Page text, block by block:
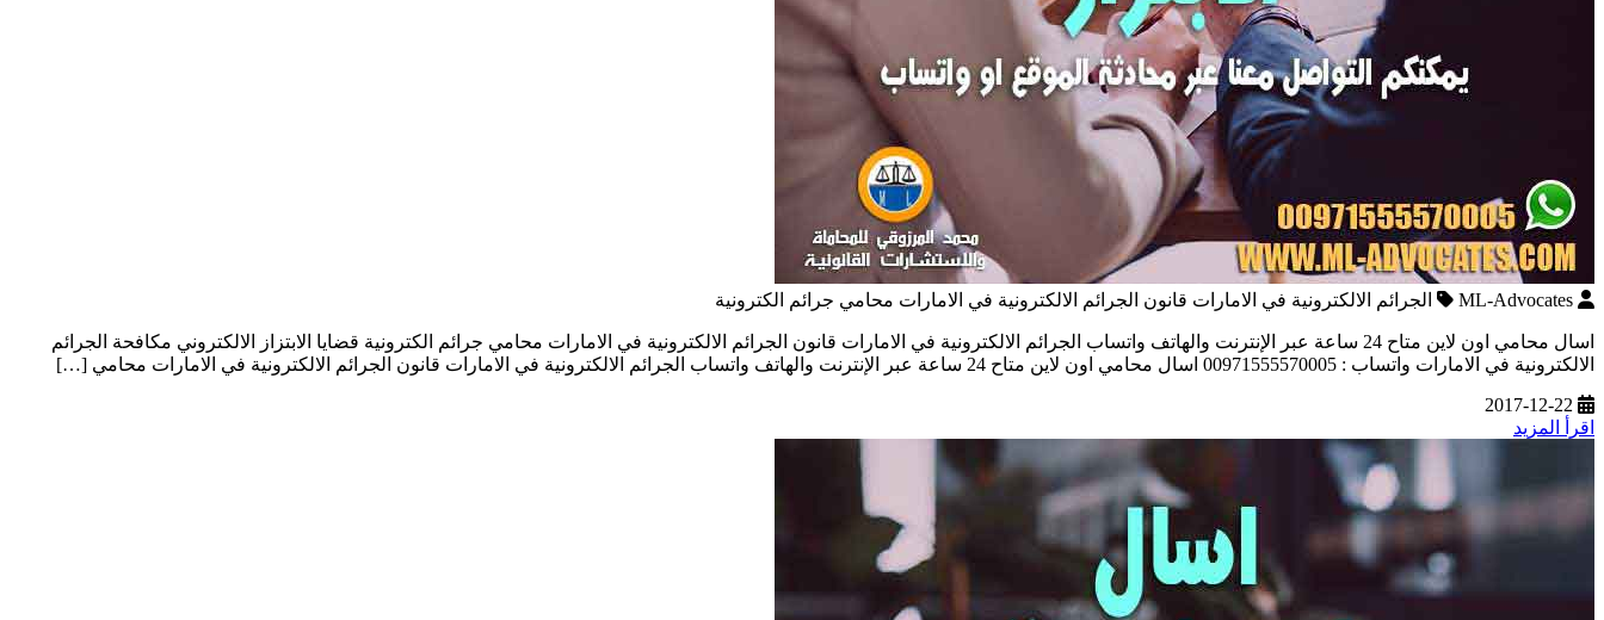
ML-Advocates الجرائم الالكترونية في الامارات قانون الجرائم الالكترونية في الامارات محامي جرائم الكترونية
اسال محامي اون لاين متاح 24 ساعة عبر الإنترنت والهاتف واتساب الجرائم الالكترونية في الامارات قانون الجرائم الالكترونية في الامارات محامي جرائم الكترونية قضايا الابتزاز الالكتروني مكافحة الجرائم
الالكترونية في الامارات واتساب : 00971555570005 اسال محامي اون لاين متاح 24 ساعة عبر الإنترنت والهاتف واتساب الجرائم الالكترونية في الامارات قانون الجرائم الالكترونية في الامارات محامي […]
2017-12-22
اقرأ المزيد